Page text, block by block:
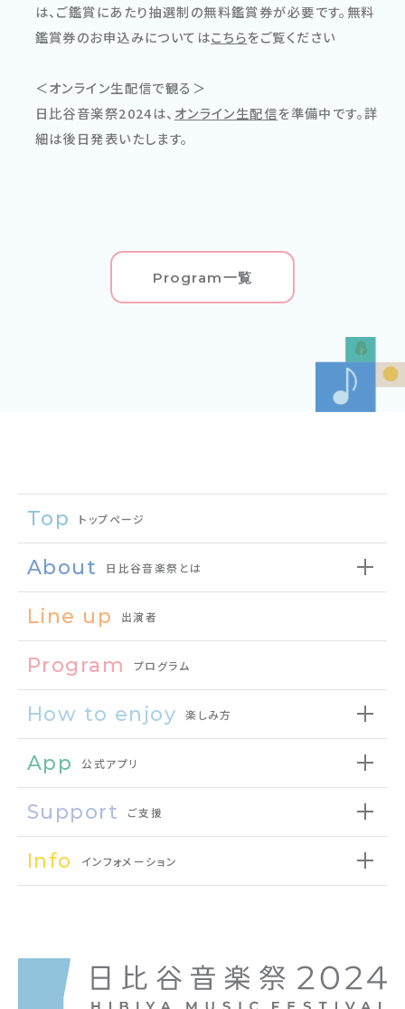
は、ご鑑賞にあたり抽選制の無料鑑賞券が必要です。無料
鑑賞券のお申込みについてはこちらをご覧ください
＜オンライン生配信で観る＞
日比谷音楽祭2024は、 オンライン生配信を準備中です。詳
細は後日発表いたします。
Program一覧
Top トップページ
About 日比谷音楽祭とは
Line up 出演者
Program プログラム
How to enjoy 楽しみ方
App 公式アプリ
Support ご支援
Info インフォメーション